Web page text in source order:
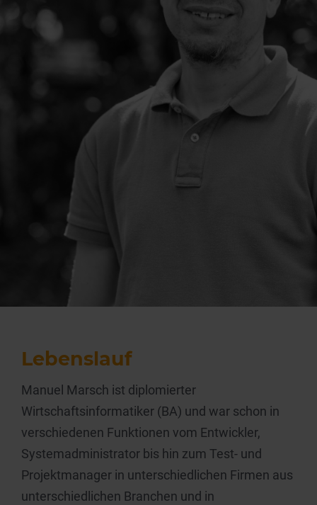
Lebenslauf
Manuel Marsch ist diplomierter
Wirtschaftsinformatiker (BA) und war schon in
verschiedenen Funktionen vom Entwickler,
Systemadministrator bis hin zum Test- und
Projektmanager in unterschiedlichen Firmen aus
unterschiedlichen Branchen und in